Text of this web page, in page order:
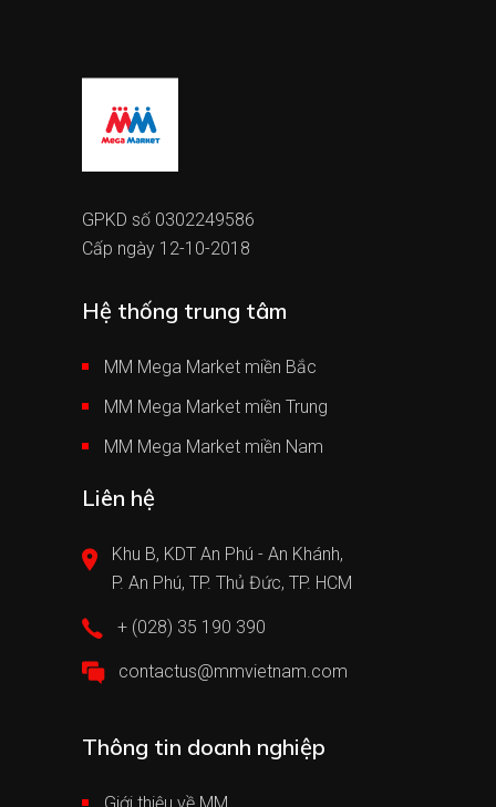
GPKD số 0302249586
Cấp ngày 12-10-2018
Hệ thống trung tâm
MM Mega Market miền Bắc
MM Mega Market miền Trung
MM Mega Market miền Nam
Liên hệ
Khu B, KDT An Phú - An Khánh,
P. An Phú, TP. Thủ Đức, TP. HCM
+ (028) 35 190 390
contactus@mmvietnam.com
Thông tin doanh nghiệp
Giới thiệu về MM